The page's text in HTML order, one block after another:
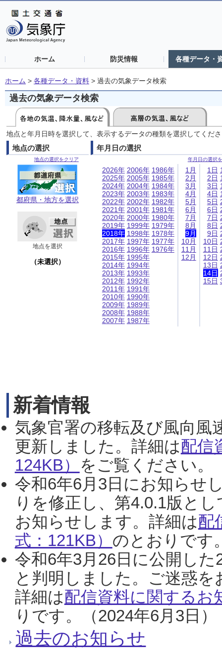
ホーム 防災情報 各種データ・
ホーム > 各種データ・資料 > 過去の気象データ検索
過去の気象データ検索
地点と年月日時を選択して、表示するデータの種類を選択してくだ
地点の選択
地点の選択をクリア
都府県・地方を選択
地点を選択
（未選択）
年月日の選択
年月日の選択
2026年
2025年
2024年
2023年
2022年
2021年
2020年
2019年
2018年
2017年
2016年
2015年
2014年
2013年
2012年
2011年
2010年
2009年
2008年
2007年
2006年
2005年
2004年
2003年
2002年
2001年
2000年
1999年
1998年
1997年
1996年
1995年
1994年
1993年
1992年
1991年
1990年
1989年
1988年
1987年
1986年
1985年
1984年
1983年
1982年
1981年
1980年
1979年
1978年
1977年
1976年
1月
2月
3月
4月
5月
6月
7月
8月
9月
10月
11月
12月
1日
2日
3日
4日
5日
6日
7日
8日
9日
10日
11日
12日
13日
14日
15日
新着情報
気象官署の移転及び風向風
更新しました。詳細は配信
124KB） をご覧ください。
令和6年6月3日にお知らせ
りを修正し、第4.0.1版と
お知らせします。詳細は配
式：121KB） のとおりです
令和6年3月26日に公開し
と判明しました。ご迷惑
詳細は配信資料に関するお
りです。（2024年6月3日）
過去のお知らせ